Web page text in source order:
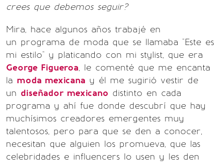
crees que debemos seguir?
Mira, hace algunos años trabajé en
un programa de moda que se llamaba "Este es
mi estilo" y platicando con mi stylist, que era
George Figueroa, le comenté que me encanta
la moda mexicana y él me sugirió vestir de
un diseñador mexicano distinto en cada
programa y ahí fue donde descubrí que hay
muchísimos creadores emergentes muy
talentosos, pero para que se den a conocer,
necesitan que alguien los promueva, que las
celebridades e influencers lo usen y les den